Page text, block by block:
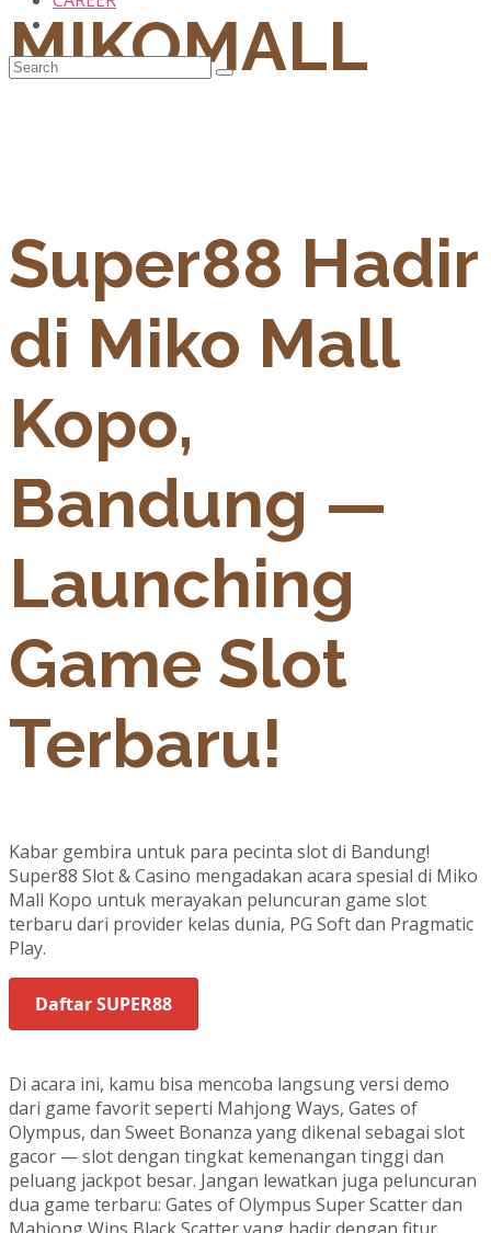
MIKOMALL
Super88 Hadir
di Miko Mall
Kopo,
Bandung —
Launching
Game Slot
Terbaru!
Kabar gembira untuk para pecinta slot di Bandung!
Super88 Slot & Casino mengadakan acara spesial di Miko
Mall Kopo untuk merayakan peluncuran game slot
terbaru dari provider kelas dunia, PG Soft dan Pragmatic
Play.
Daftar SUPER88
Di acara ini, kamu bisa mencoba langsung versi demo
dari game favorit seperti Mahjong Ways, Gates of
Olympus, dan Sweet Bonanza yang dikenal sebagai slot
gacor — slot dengan tingkat kemenangan tinggi dan
peluang jackpot besar. Jangan lewatkan juga peluncuran
dua game terbaru: Gates of Olympus Super Scatter dan